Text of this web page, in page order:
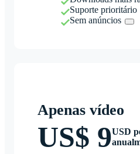
Suporte prioritário
Sem anúncios
Apenas vídeo
US$ 9USD